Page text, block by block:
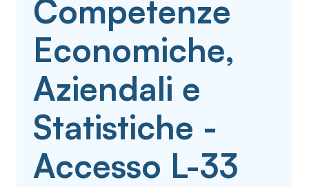
Competenze
Economiche,
Aziendali e
Statistiche -
Accesso L-33